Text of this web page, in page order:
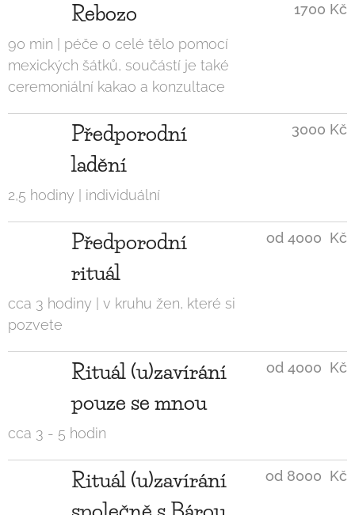
Rebozo
90 min | péče o celé tělo pomocí
mexických šátků, součástí je také
ceremoniální kakao a konzultace
1700 Kč
Předporodní
ladění
2,5 hodiny | individuální
3000 Kč
Předporodní
rituál
cca 3 hodiny | v kruhu žen, které si
pozvete
od 4000 Kč
Rituál (u)zavírání
pouze se mnou
cca 3 - 5 hodin
od 4000 Kč
Rituál (u)zavírání
od 8000 Kč